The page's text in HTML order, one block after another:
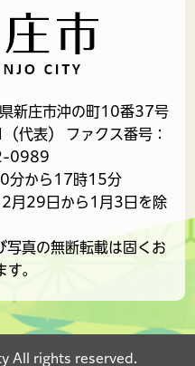
新庄市沖の町10番37号
表） ファクス番号：
0989
分から17時15分
月29日から1月3日を除
写真の無断転載は固くお
す。
All rights reserved.